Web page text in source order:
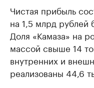
Чистая прибыль
на 1,5 млрд рублей
Доля «Камаза» на
массой свыше 14
внутренних и
реализованы 44,6